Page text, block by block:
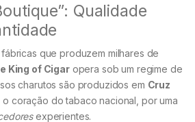
Qualidade
que produzem milhares de
King of Cigaropera sob um regime de
charutos são produzidos em Cruz
, o coração do tabaco nacional, por uma
experientes.